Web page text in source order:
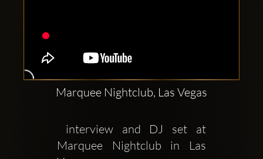
Marquee Nightclub, Las Vegas
Marquee Nightclub in Las